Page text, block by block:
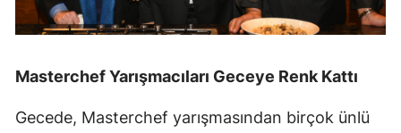
Masterchef Yarışmacıları Geceye Renk Kattı
Gecede, Masterchef yarışmasından birçok ünlü